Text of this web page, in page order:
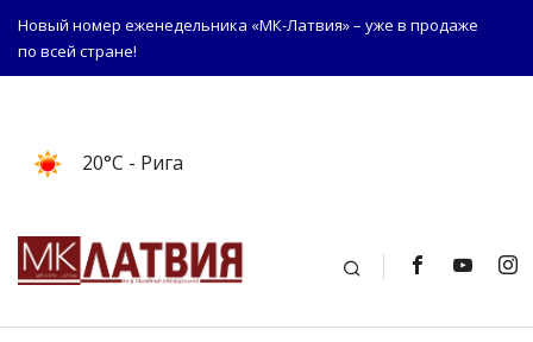
Новый номер еженедельника «МК-Латвия» – уже в продаже
по всей стране!
20°C - Рига
Поиск